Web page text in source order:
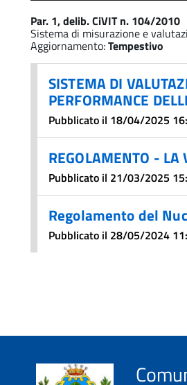
Par. 1, delib. CiVIT n. 104/2010
Sistema di misurazione e
Aggiornamento:Tempestivo
SISTEMA DI
PERFORMANCE
Pubblicato il 18/04/2025
REGOLAMENTO - LA
Pubblicato il 21/03/2025
Regolamento del
Pubblicato il 28/05/2024